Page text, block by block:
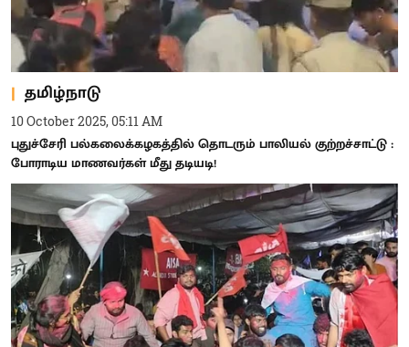
தமிழ்நாடு
10 October 2025, 05:11 AM
புதுச்சேரி பல்கலைக்கழகத்தில் தொடரும் பாலியல் குற்றச்சாட்டு :
போராடிய மாணவர்கள் மீது தடியடி!